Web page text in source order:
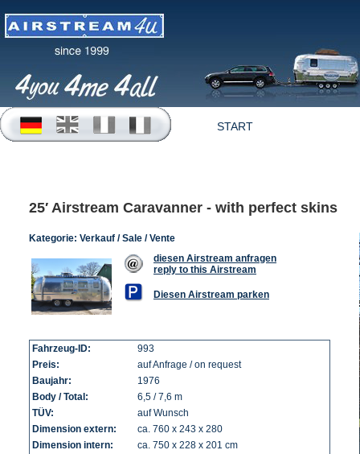
START
25′ Airstream Caravanner - with perfect skins
Kategorie: Verkauf / Sale / Vente
diesen Airstream anfragen
reply to this Airstream
Diesen Airstream parken
Fahrzeug-ID:
993
Preis:
auf Anfrage / on request
Baujahr:
1976
Body / Total:
6,5 / 7,6 m
TÜV:
auf Wunsch
Dimension extern:
ca. 760 x 243 x 280
Dimension intern:
ca. 750 x 228 x 201 cm